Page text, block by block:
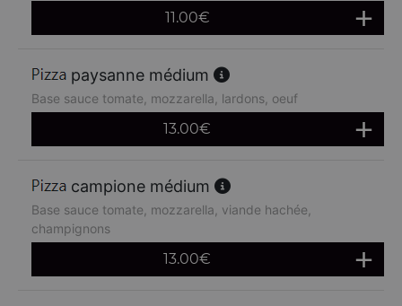
11.00€
paysanne médium
Base sauce tomate, mozzarella, lardons, oeuf
13.00€
campione médium
Base sauce tomate, mozzarella, viande hachée,
champignons
13.00€